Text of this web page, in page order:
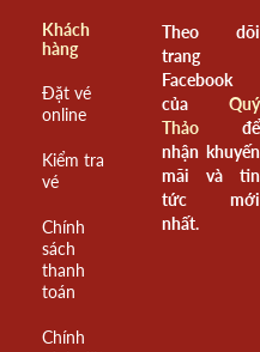
Khách
hàng
Đặt vé
online
Kiểm tra
vé
Chính
sách
thanh
toán
Chính
Theo dõi
trang
Facebook
của Quý
Thảođể
nhận khuyến
mãi và tin
tức mới
nhất.